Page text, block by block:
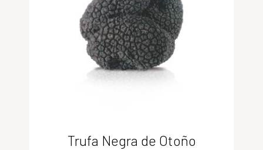
Trufa Negra de Otoño